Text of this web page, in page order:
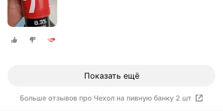
Показать ещё
Больше отзывов про Чехол на пивную банку 2 шт